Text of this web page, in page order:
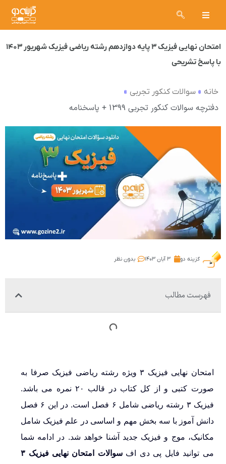
امتحان نهایی فیزیک ۳ پایه دوازدهم رشته ریاضی فیزیک شهریور ۱۴۰۳
با پاسخ تشریحی
خانه » سوالات کنکور تجربی »
دفترچه سوالات کنکور تجربی ۱۳۹۹ + پاسخنامه
گزینه دو ۳ آبان ۱۴۰۳ بدون نظر
فهرست مطالب
امتحان نهایی فیزیک ۳ ویژه رشته ریاضی فیزیک صرفا به
صورت کتبی و از کل کتاب در قالب ۲۰ نمره می باشد.
فیزیک ۳ رشته ریاضی شامل ۶ فصل است. در این ۶ فصل
دانش آموز با سه بخش مهم و اساسی در علم فیزیک شامل
مکانیک، موج و فیزیک جدید آشنا خواهد شد. در ادامه شما
می توانید فایل پی دی اف
سوالات امتحان نهایی فیزیک ۳